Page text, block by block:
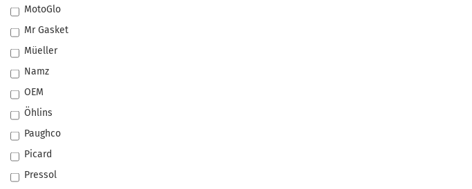
MotoGlo
Mr Gasket
Müeller
Namz
OEM
Öhlins
Paughco
Picard
Pressol